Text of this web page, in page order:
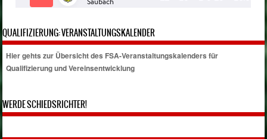
QUALIFIZIERUNG: VERANSTALTUNGSKALENDER
Hier gehts zur Übersicht des FSA-Veranstaltungskalenders für
Qualifizierung und Vereinsentwicklung
WERDE SCHIEDSRICHTER!